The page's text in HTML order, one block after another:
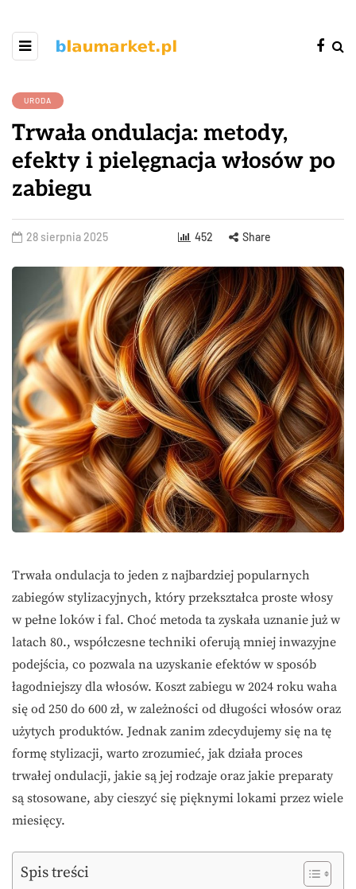
URODA
Trwała ondulacja: metody,
efekty i pielęgnacja włosów po
zabiegu
28 sierpnia 2025 452 Share
Trwała ondulacja to jeden z najbardziej popularnych
zabiegów stylizacyjnych, który przekształca proste włosy
w pełne loków i fal. Choć metoda ta zyskała uznanie już w
latach 80., współczesne techniki oferują mniej inwazyjne
podejścia, co pozwala na uzyskanie efektów w sposób
łagodniejszy dla włosów. Koszt zabiegu w 2024 roku waha
się od 250 do 600 zł, w zależności od długości włosów oraz
użytych produktów. Jednak zanim zdecydujemy się na tę
formę stylizacji, warto zrozumieć, jak działa proces
trwałej ondulacji, jakie są jej rodzaje oraz jakie preparaty
są stosowane, aby cieszyć się pięknymi lokami przez wiele
miesięcy.
Spis treści